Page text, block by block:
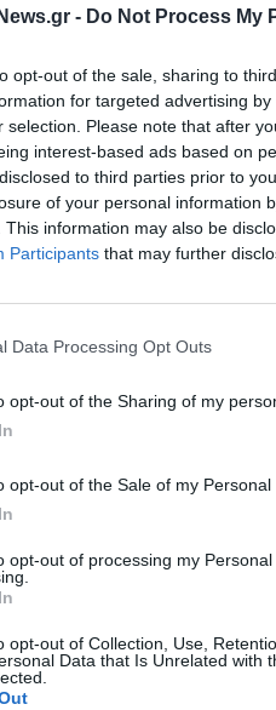
- Do Not Process My
opt-out of the sale, sharing to
for targeted advertising
selection. Please note that after
interest-based ads based on
to third parties prior to
of your personal information
This information may also be
Participants that may further
Data Processing Opt Outs
opt-out of the Sharing of my
opt-out of the Sale of my Personal
opt-out of processing my
opt-out of Collection, Use,
Data that Is Unrelated with